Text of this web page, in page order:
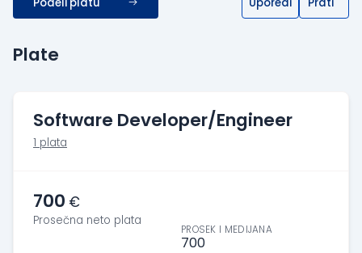
Plate
Software Developer/Engineer
1 plata
700 €
Prosečna neto plata
PROSEK I MEDIJANA
700